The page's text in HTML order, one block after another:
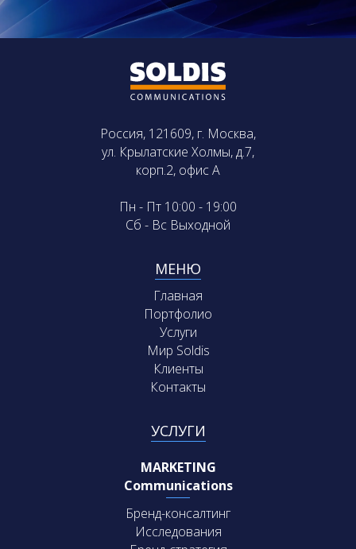
Россия, 121609, г. Москва,
ул. Крылатские Холмы, д.7,
корп.2, офис А
Пн - Пт 10:00 - 19:00
Сб - Вс Выходной
МЕНЮ
Главная
Портфолио
Услуги
Мир Soldis
Клиенты
Контакты
УСЛУГИ
MARKETING
Communications
Бренд-консалтинг
Исследования